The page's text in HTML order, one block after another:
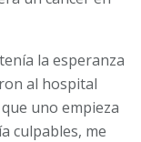
la esperanza
al hospital
uno empieza
culpables, me